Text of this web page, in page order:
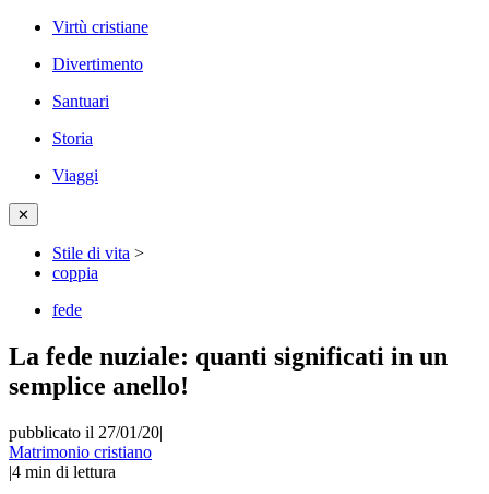
Virtù cristiane
Divertimento
Santuari
Storia
Viaggi
✕
Stile di vita >
coppia
fede
La fede nuziale: quanti significati in un
semplice anello!
pubblicato il 27/01/20|
Matrimonio cristiano
|4 min di lettura